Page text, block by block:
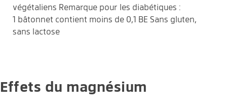
Sans gluten Sans lactose
végétaliens Remarque pour les diabétiques :
1 bâtonnet contient moins de 0,1 BE Sans gluten,
sans lactose
Effets du magnésium